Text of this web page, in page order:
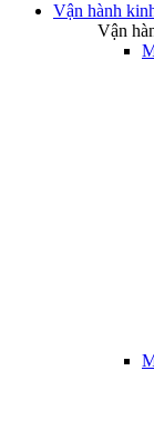
Vận hành
Vận